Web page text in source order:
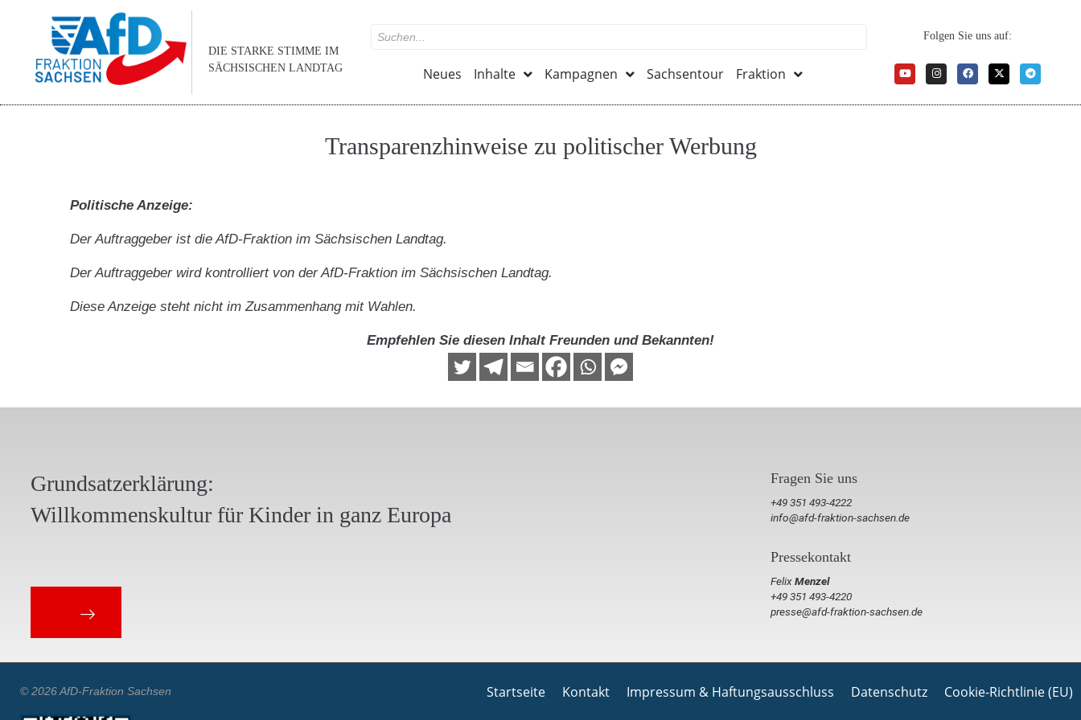
DIE STARKE STIMME IM
SÄCHSISCHEN LANDTAG
Neues Inhalte Kampagnen Sachsentour Fraktion
Folgen Sie uns auf:
Transparenzhinweise zu politischer Werbung
Politische Anzeige:
Der Auftraggeber ist die AfD-Fraktion im Sächsischen Landtag.
Der Auftraggeber wird kontrolliert von der AfD-Fraktion im Sächsischen Landtag.
Diese Anzeige steht nicht im Zusammenhang mit Wahlen.
Empfehlen Sie diesen Inhalt Freunden und Bekannten!
Grundsatzerklärung:
Willkommenskultur für Kinder in ganz Europa
Fragen Sie uns
+49 351 493-4222
info@afd-fraktion-sachsen.de
Pressekontakt
FelixMenzel
+49 351 493-4220
presse@afd-fraktion-sachsen.de
© 2026 AfD-Fraktion Sachsen Startseite Kontakt Impressum & Haftungsausschluss Datenschutz Cookie-Richtlinie (EU)